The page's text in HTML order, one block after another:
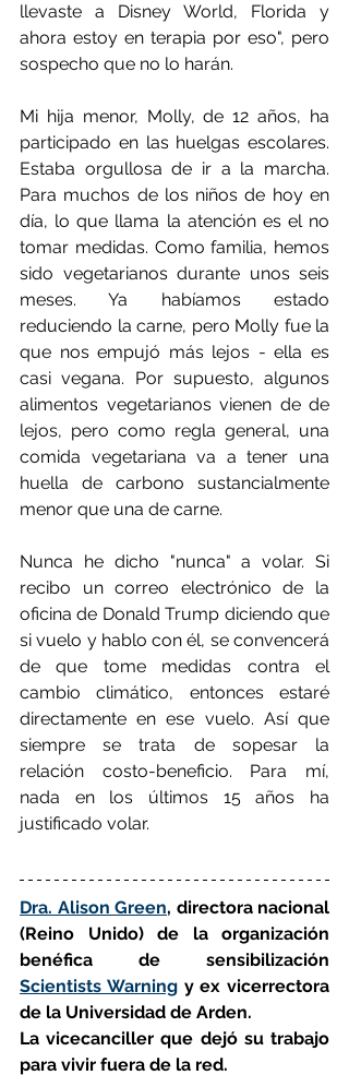
llevaste a Disney World, Florida y
ahora estoy en terapia por eso", pero
sospecho que no lo harán.
Mi hija menor, Molly, de 12 años, ha
participado en las huelgas escolares.
Estaba orgullosa de ir a la marcha.
Para muchos de los niños de hoy en
día, lo que llama la atención es el no
tomar medidas. Como familia, hemos
sido vegetarianos durante unos seis
meses. Ya habíamos estado
reduciendo la carne, pero Molly fue la
que nos empujó más lejos - ella es
casi vegana. Por supuesto, algunos
alimentos vegetarianos vienen de de
lejos, pero como regla general, una
comida vegetariana va a tener una
huella de carbono sustancialmente
menor que una de carne.
Nunca he dicho "nunca" a volar. Si
recibo un correo electrónico de la
oficina de Donald Trump diciendo que
si vuelo y hablo con él, se convencerá
de que tome medidas contra el
cambio climático, entonces estaré
directamente en ese vuelo. Así que
siempre se trata de sopesar la
relación costo-beneficio. Para mí,
nada en los últimos 15 años ha
justificado volar.
Dra. Alison Green, directora nacional
(Reino Unido) de la organización
Scientists Warning y ex vicerrectora
de la Universidad de Arden.
La vicecanciller que dejó su trabajo
para vivir fuera de la red.